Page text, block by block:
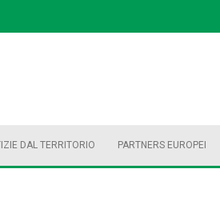
DAL TERRITORIO PARTNERS EUROPEI